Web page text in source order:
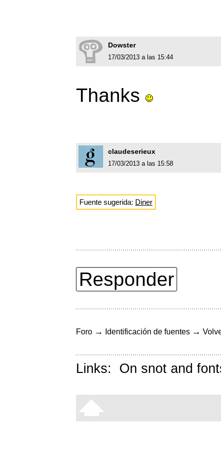
Dowster
17/03/2013 a las 15:44
Thanks
claudeserieux
17/03/2013 a las 15:58
Fuente sugerida: Diner
Responder
Foro → Identificación de fuentes →
Links: On snot and